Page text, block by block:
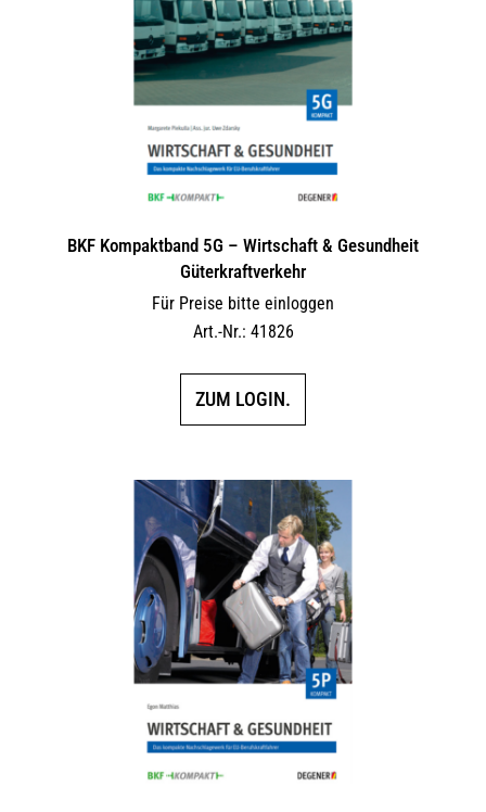
BKF Kompaktband 5G – Wirtschaft & Gesundheit
Güterkraftverkehr
Für Preise bitte einloggen
Art.-Nr.: 41826
ZUM LOGIN.